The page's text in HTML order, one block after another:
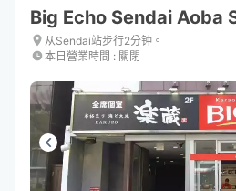
Big Echo Sendai Aoba
从Sendai站步行2分钟。
本日營業時間 : 關閉